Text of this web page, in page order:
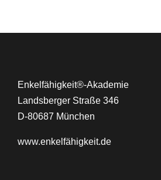
Enkelfähigkeit®-Akademie
Landsberger Straße 346
D-80687 München
www.enkelfähigkeit.de